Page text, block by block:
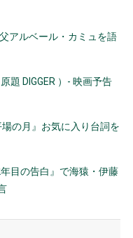
アルベール・カミュを語
題 DIGGER ）- 映画予告
の月』お気に入り台詞を
目の告白』で海猿・伊藤